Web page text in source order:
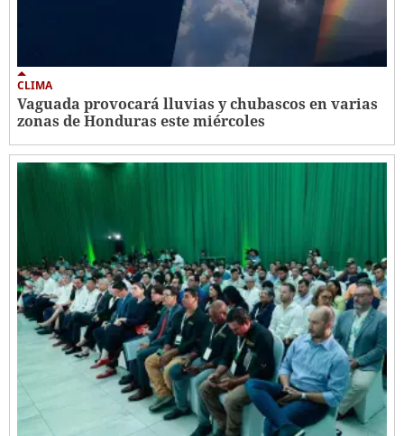
CLIMA
Vaguada provocará lluvias y chubascos en varias
zonas de Honduras este miércoles